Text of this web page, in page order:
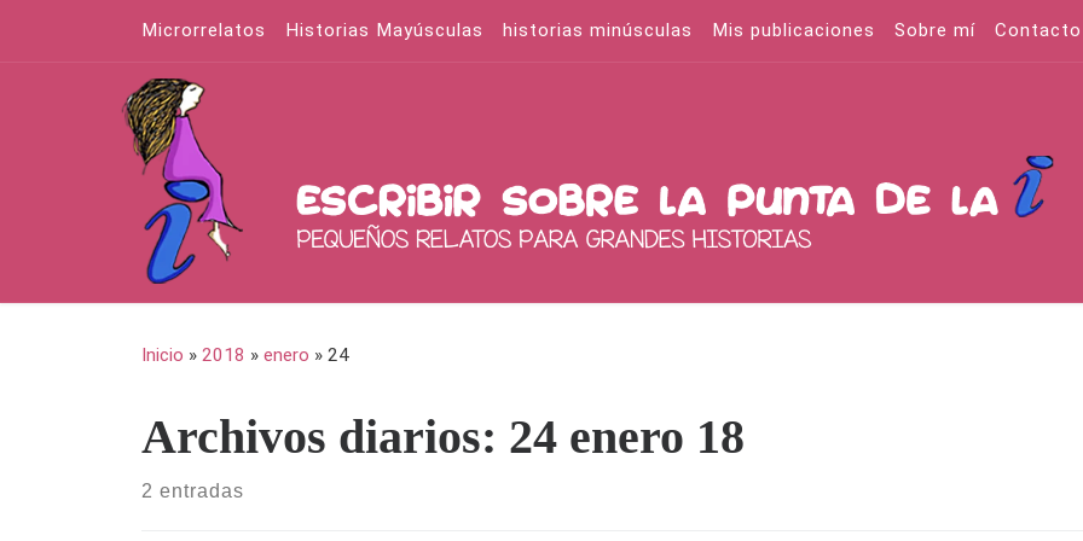
Saltar al contenido
Microrrelatos Historias Mayúsculas historias minúsculas Mis publicaciones Sobre mí Contacto
Inicio » 2018 » enero » 24
Archivos diarios: 24 enero 18
2 entradas